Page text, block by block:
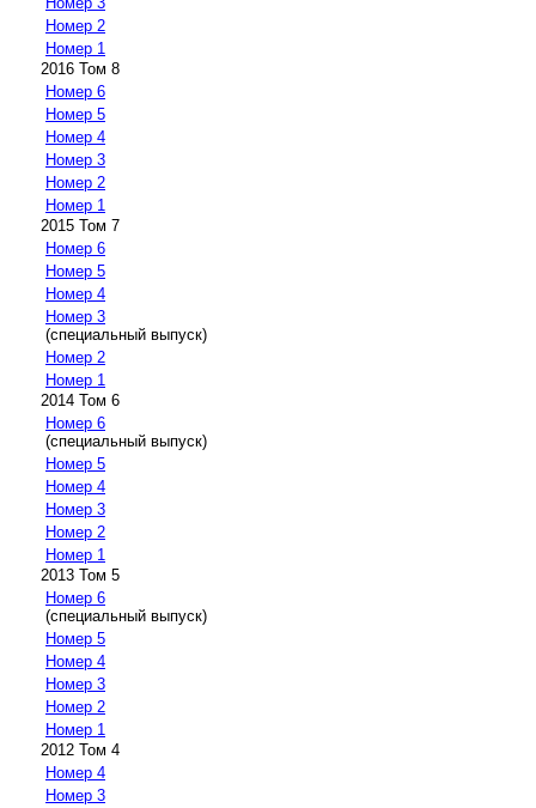
Номер 2
Номер 1
2016 Том 8
Номер 6
Номер 5
Номер 4
Номер 3
Номер 2
Номер 1
2015 Том 7
Номер 6
Номер 5
Номер 4
Номер 3
(специальный выпуск)
Номер 2
Номер 1
2014 Том 6
Номер 6
(специальный выпуск)
Номер 5
Номер 4
Номер 3
Номер 2
Номер 1
2013 Том 5
Номер 6
(специальный выпуск)
Номер 5
Номер 4
Номер 3
Номер 2
Номер 1
2012 Том 4
Номер 4
Номер 3